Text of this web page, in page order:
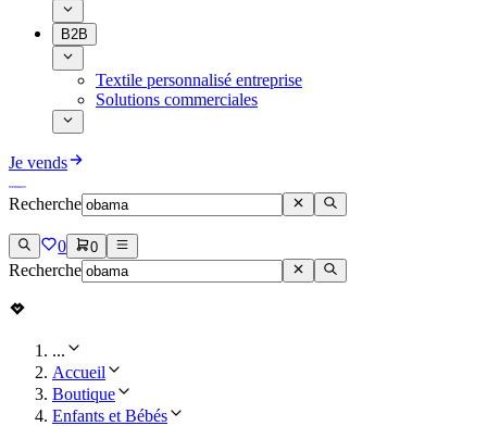
B2B
Textile personnalisé entreprise
Solutions commerciales
Je vends
Recherche
0 0
Recherche
...
Accueil
Boutique
Enfants et Bébés